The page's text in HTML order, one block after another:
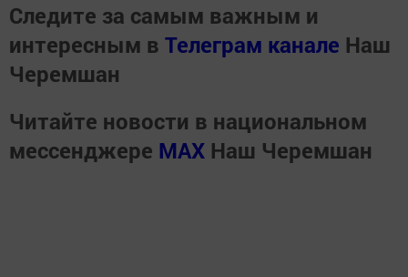
Следите за самым важным и
интересным в Телеграм канале Наш
Черемшан
Читайте новости в национальном
мессенджере MАХ Наш Черемшан